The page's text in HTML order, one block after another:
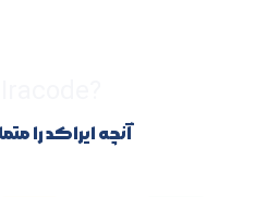
آنچه ایراکد را